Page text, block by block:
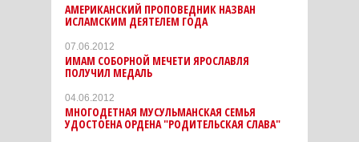
АМЕРИКАНСКИЙ ПРОПОВЕДНИК НАЗВАН
ИСЛАМСКИМ ДЕЯТЕЛЕМ ГОДА
07.06.2012
ИМАМ СОБОРНОЙ МЕЧЕТИ ЯРОСЛАВЛЯ
ПОЛУЧИЛ МЕДАЛЬ
04.06.2012
МНОГОДЕТНАЯ МУСУЛЬМАНСКАЯ СЕМЬЯ
УДОСТОЕНА ОРДЕНА "РОДИТЕЛЬСКАЯ СЛАВА"